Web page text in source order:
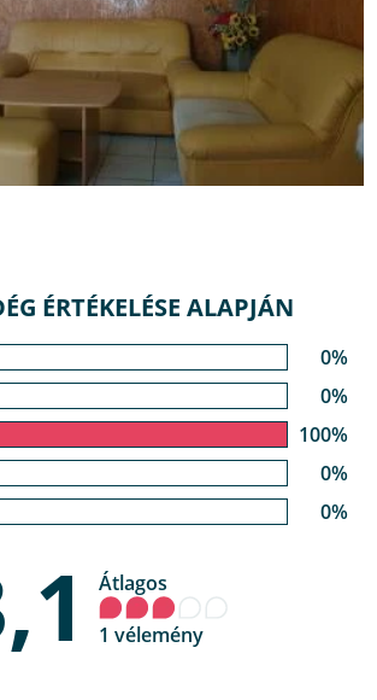
ÉRTÉKELÉSE ALAPJÁN
0%
0%
100%
0%
0%
Átlagos
1 vélemény